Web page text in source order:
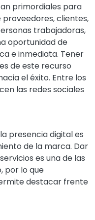
primordiales para
clientes,
trabajadoras,
oportunidad de
e inmediata. Tener
de este recurso
el éxito. Entre los
las redes sociales
presencia digital es
de la marca. Dar
es una de las
por lo que
destacar frente